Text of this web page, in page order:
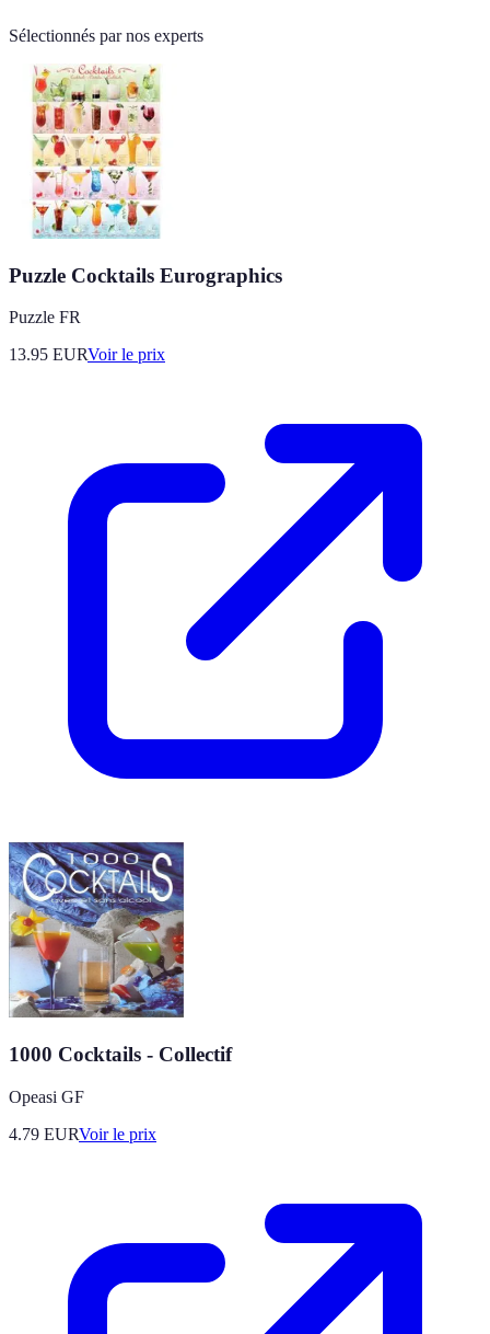
Sélectionnés par nos experts
Puzzle Cocktails Eurographics
Puzzle FR
13.95 EURVoir le prix
1000 Cocktails - Collectif
Opeasi GF
4.79 EURVoir le prix